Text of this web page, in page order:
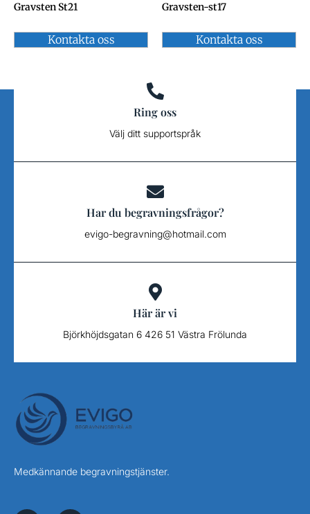
Gravsten St21
Kontakta oss
Gravsten-st17
Kontakta oss
Ring oss
Välj ditt supportspråk
Har du begravningsfrågor?
evigo-begravning@hotmail.com
Här är vi
Björkhöjdsgatan 6 426 51 Västra Frölunda
Medkännande begravningstjänster.